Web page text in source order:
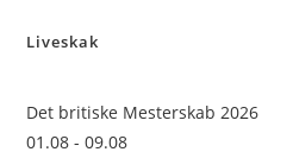
Liveskak
Det britiske Mesterskab 2026
01.08 - 09.08